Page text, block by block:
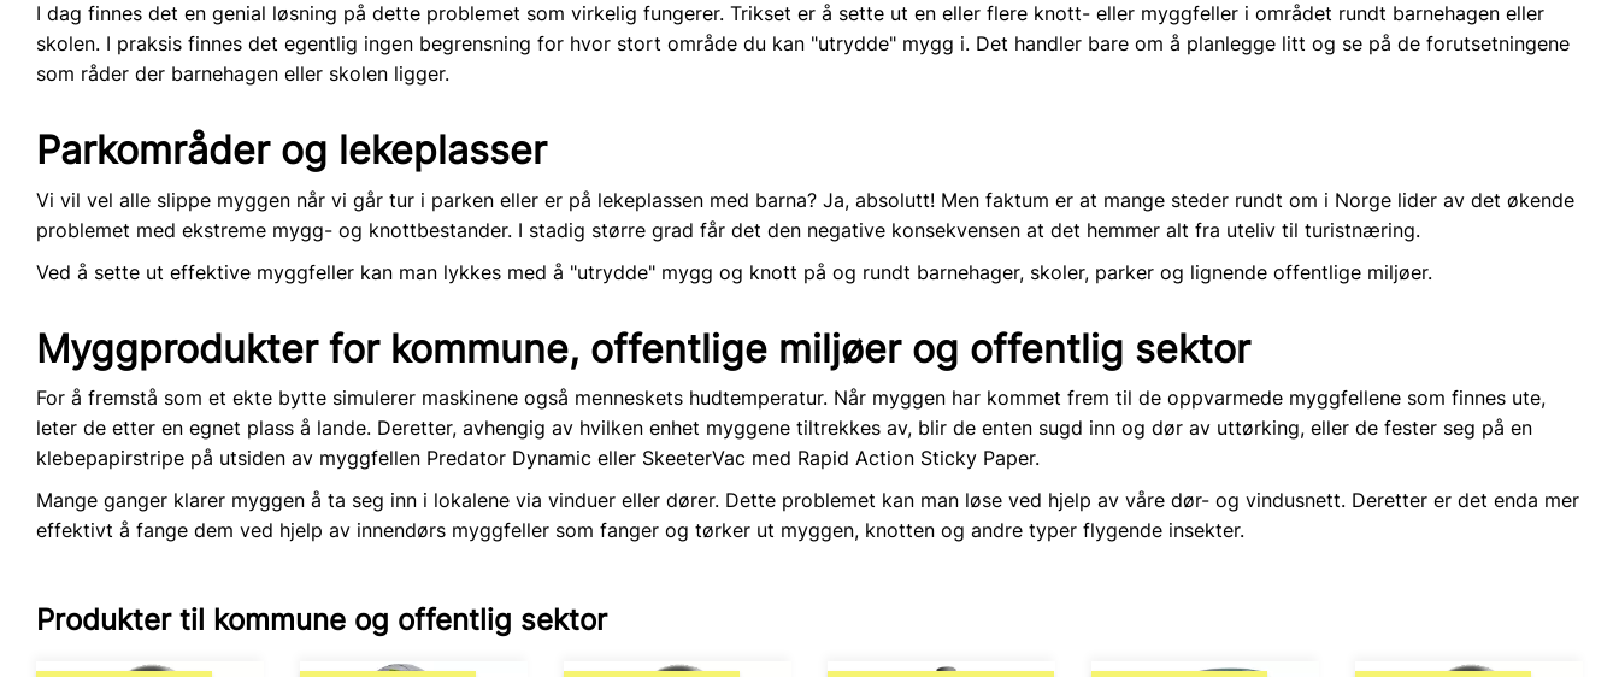
I dag finnes det en genial løsning på dette problemet som virkelig fungerer. Trikset er å sette ut en eller flere knott- eller myggfeller i området rundt barnehagen eller
skolen. I praksis finnes det egentlig ingen begrensning for hvor stort område du kan "utrydde" mygg i. Det handler bare om å planlegge litt og se på de forutsetningene
som råder der barnehagen eller skolen ligger.
Parkområder og lekeplasser
Vi vil vel alle slippe myggen når vi går tur i parken eller er på lekeplassen med barna? Ja, absolutt! Men faktum er at mange steder rundt om i Norge lider av det økende
problemet med ekstreme mygg- og knottbestander. I stadig større grad får det den negative konsekvensen at det hemmer alt fra uteliv til turistnæring.
Ved å sette ut effektive myggfeller kan man lykkes med å "utrydde" mygg og knott på og rundt barnehager, skoler, parker og lignende offentlige miljøer.
Myggprodukter for kommune, offentlige miljøer og offentlig sektor
For å fremstå som et ekte bytte simulerer maskinene også menneskets hudtemperatur. Når myggen har kommet frem til de oppvarmede myggfellene som finnes ute,
leter de etter en egnet plass å lande. Deretter, avhengig av hvilken enhet myggene tiltrekkes av, blir de enten sugd inn og dør av uttørking, eller de fester seg på en
klebepapirstripe på utsiden av myggfellen Predator Dynamic eller SkeeterVac med Rapid Action Sticky Paper.
Mange ganger klarer myggen å ta seg inn i lokalene via vinduer eller dører. Dette problemet kan man løse ved hjelp av våre dør- og vindusnett. Deretter er det enda mer
effektivt å fange dem ved hjelp av innendørs myggfeller som fanger og tørker ut myggen, knotten og andre typer flygende insekter.
Produkter til kommune og offentlig sektor